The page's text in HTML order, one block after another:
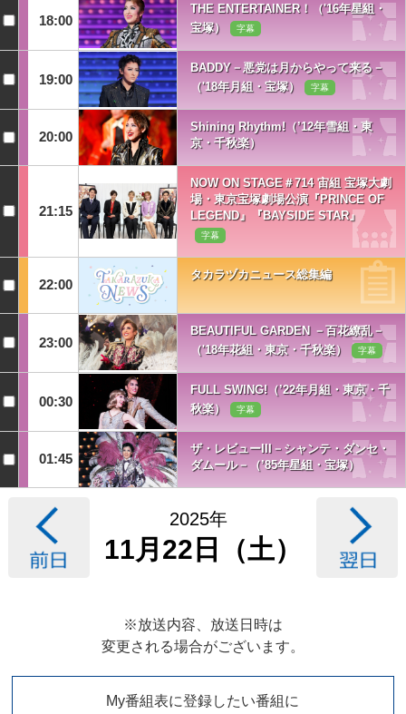
18:00
THE ENTERTAINER！（'16年星組・
宝塚）
字幕
19:00
BADDY－悪党は月からやって来る－
（'18年月組・宝塚）
字幕
20:00
Shining Rhythm!（’12年雪組・東
京・千秋楽）
21:15
NOW ON STAGE＃714 宙組 宝塚大劇
場・東京宝塚劇場公演『PRINCE OF
LEGEND』『BAYSIDE STAR』
字幕
22:00
タカラヅカニュース総集編
23:00
BEAUTIFUL GARDEN －百花繚乱－
（'18年花組・東京・千秋楽）
字幕
00:30
FULL SWING!（’22年月組・東京・千
秋楽）
字幕
01:45
ザ・レビューIII－シャンテ・ダンセ・
ダムール－（’85年星組・宝塚）
2025年
11月22日（土）
※放送内容、放送日時は
変更される場合がございます。
My番組表に登録したい番組に